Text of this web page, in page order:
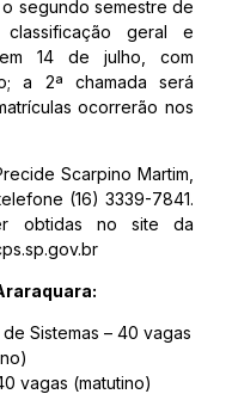
segundo semestre de
geral e
14 de julho, com
a 2ª chamada será
ocorrerão nos
Scarpino Martim,
(16) 3339-7841.
obtidas no site da
Sistemas – 40 vagas
vagas (matutino)